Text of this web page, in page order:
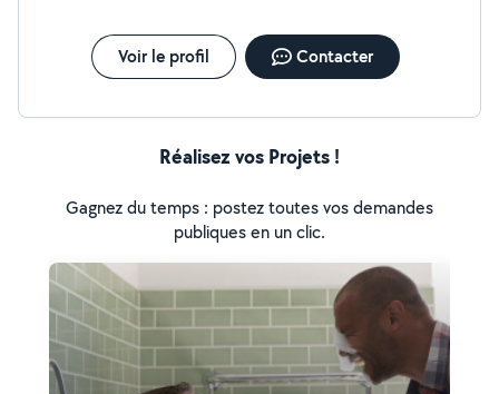
Voir le profil Contacter
Réalisez vos Projets !
Gagnez du temps : postez toutes vos demandes
publiques en un clic.